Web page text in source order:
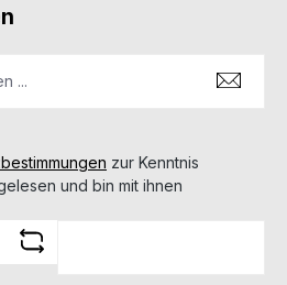
zur Kenntnis
und bin mit ihnen